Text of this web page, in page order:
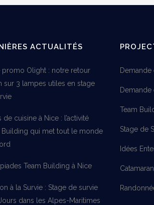
ACTUALITÉS
promo Olight : notre retour
sur 3 lampes utiles en stage
de cuisine à Nice : l’activité
Building qui met tout le monde
Team Building à Nice
à la Survie : Stage de survie
dans les Alpes-Maritimes
Demande
Demande
Team
Stage de
Idées